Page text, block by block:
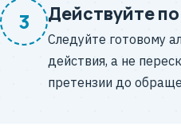
3 Действуйте
Следуйте готовому
действия, а не
претензии до